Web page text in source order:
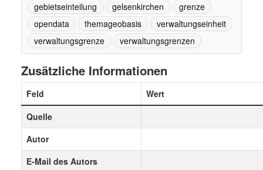
gebietseinteilung
gelsenkirchen
grenze
opendata
themageobasis
verwaltungseinheit
verwaltungsgrenze
verwaltungsgrenzen
Zusätzliche Informationen
Feld
Wert
Quelle
Autor
E-Mail des Autors